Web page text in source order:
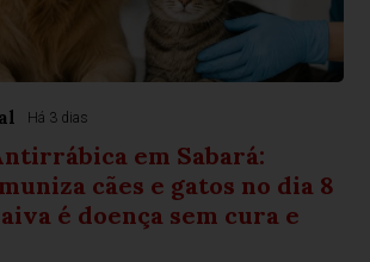
Há 3 dias
em Sabará:
cães e gatos no dia 8
é doença sem cura e